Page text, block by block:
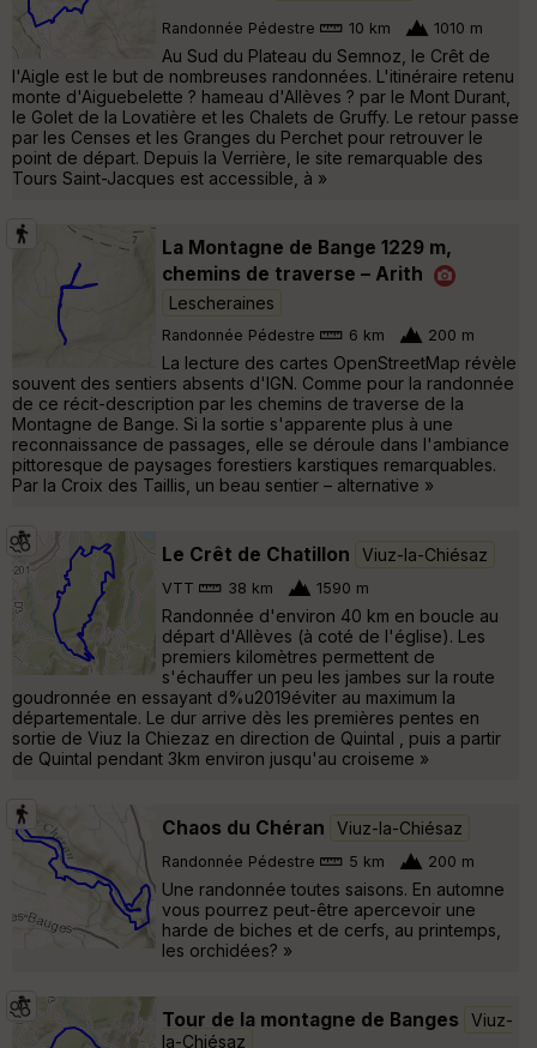
Randonnée Pédestre 10 km 1010 m
Au Sud du Plateau du Semnoz, le Crêt de
l'Aigle est le but de nombreuses randonnées. L'itinéraire retenu
monte d'Aiguebelette ? hameau d'Allèves ? par le Mont Durant,
le Golet de la Lovatière et les Chalets de Gruffy. Le retour passe
par les Censes et les Granges du Perchet pour retrouver le
point de départ. Depuis la Verrière, le site remarquable des
Tours Saint-Jacques est accessible, à »
La Montagne de Bange 1229 m,
chemins de traverse – Arith
Lescheraines
Randonnée Pédestre 6 km 200 m
La lecture des cartes OpenStreetMap révèle
souvent des sentiers absents d'IGN. Comme pour la randonnée
de ce récit-description par les chemins de traverse de la
Montagne de Bange. Si la sortie s'apparente plus à une
reconnaissance de passages, elle se déroule dans l'ambiance
pittoresque de paysages forestiers karstiques remarquables.
Par la Croix des Taillis, un beau sentier – alternative »
Le Crêt de Chatillon Viuz-la-Chiésaz
VTT 38 km 1590 m
Randonnée d'environ 40 km en boucle au
départ d'Allèves (à coté de l'église). Les
premiers kilomètres permettent de
s'échauffer un peu les jambes sur la route
goudronnée en essayant d%u2019éviter au maximum la
départementale. Le dur arrive dès les premières pentes en
sortie de Viuz la Chiezaz en direction de Quintal , puis a partir
de Quintal pendant 3km environ jusqu'au croiseme »
Chaos du Chéran Viuz-la-Chiésaz
Randonnée Pédestre 5 km 200 m
Une randonnée toutes saisons. En automne
vous pourrez peut-être apercevoir une
harde de biches et de cerfs, au printemps,
les orchidées? »
Tour de la montagne de Banges
Viuz-
la-Chiésaz